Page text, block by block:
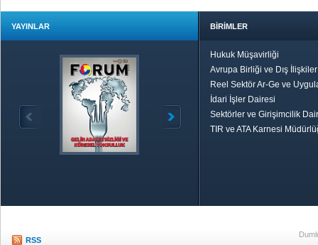
YAYINLAR BİRİMLER
Hukuk Müşavirliği
Avrupa Birliği ve Dış
Reel Sektör Ar-Ge ve
İdari İşler Dairesi
Sektörler ve Girişimcilik
TIR ve ATA Karnesi
RSS